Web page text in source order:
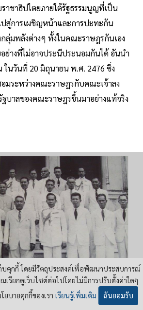
าชาธิปไตยภายใต้รัฐธรรมนูญที่เป็น
ปสู่การเผชิญหน้าและการปะทะกัน
กลุ่มพลังต่างๆ ทั้งในคณะราษฎรกันเอง
ย่างที่ไม่อาจประนีประนอมกันได้ อันนำ
ในวันที่ 20 มิถุนายน พ.ศ. 2476 ซึ่ง
มระหว่างคณะราษฎรกับคณะเจ้าลง
บาลของคณะราษฎรขึ้นมาอย่างแท้จริง
ก็บคุกกี้ โดยมีวัตถุประสงค์เพื่อพัฒนาประสบการณ์
เรียกดูเว็บไซต์ต่อไปโดยไม่มีการปรับตั้งค่าใดๆ
บายคุกกี้ของเรา เรียนรู้เพิ่มเติม ฉันยอมรับ